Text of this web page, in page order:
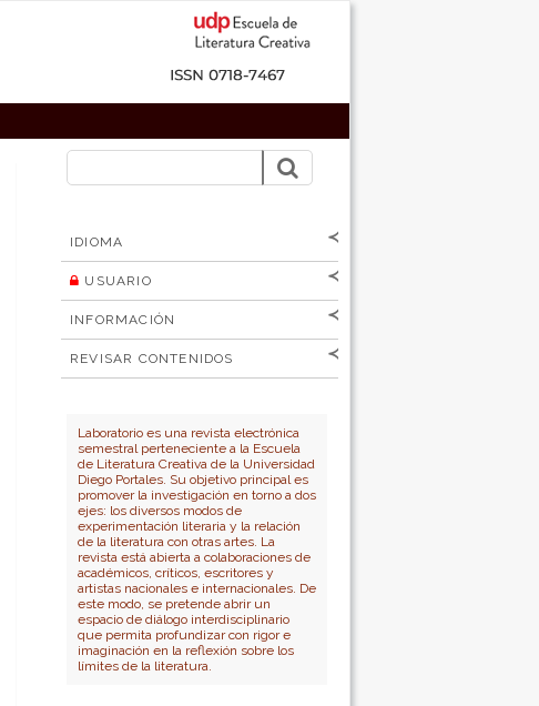
IDIOMA
[Español
USUARIO
Nombre de
usuario
Contraseña
INFORMACIÓN
Para lectores/as
Para autores
REVISAR CONTENIDOS
Autor
Título
Laboratorio es una revista electrónica
semestral perteneciente a la Escuela
de Literatura Creativa de la Universidad
Diego Portales. Su objetivo principal es
promover la investigación en torno a dos
ejes: los diversos modos de
experimentación literaria y la relación
de la literatura con otras artes. La
revista está abierta a colaboraciones de
académicos, críticos, escritores y
artistas nacionales e internacionales. De
este modo, se pretende abrir un
espacio de diálogo interdisciplinario
que permita profundizar con rigor e
imaginación en la reflexión sobre los
límites de la literatura.